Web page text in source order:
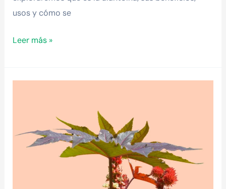
usos y cómo se
Leer más »
¿qué
aporta?